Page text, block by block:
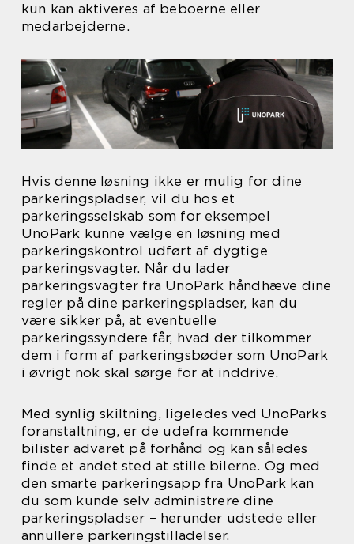
kun kan aktiveres af beboerne eller
medarbejderne.
Hvis denne løsning ikke er mulig for dine
parkeringspladser, vil du hos et
parkeringsselskab som for eksempel
UnoPark kunne vælge en løsning med
parkeringskontrol udført af dygtige
parkeringsvagter. Når du lader
parkeringsvagter fra UnoPark håndhæve dine
regler på dine parkeringspladser, kan du
være sikker på, at eventuelle
parkeringssyndere får, hvad der tilkommer
dem i form af parkeringsbøder som UnoPark
i øvrigt nok skal sørge for at inddrive.
Med synlig skiltning, ligeledes ved UnoParks
foranstaltning, er de udefra kommende
bilister advaret på forhånd og kan således
finde et andet sted at stille bilerne. Og med
den smarte parkeringsapp fra UnoPark kan
du som kunde selv administrere dine
parkeringspladser – herunder udstede eller
annullere parkeringstilladelser.